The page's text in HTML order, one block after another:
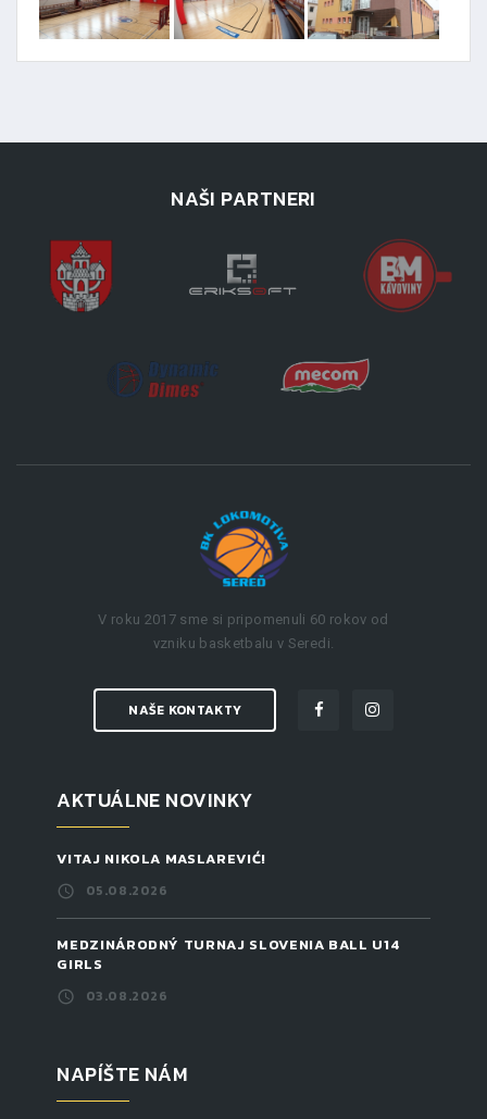
NAŠI PARTNERI
V roku 2017 sme si pripomenuli 60 rokov od
vzniku basketbalu v Seredi.
NAŠE KONTAKTY
AKTUÁLNE NOVINKY
VITAJ NIKOLA MASLAREVIĆ!
05.08.2026
MEDZINÁRODNÝ TURNAJ SLOVENIA BALL U14
GIRLS
03.08.2026
NAPÍŠTE NÁM